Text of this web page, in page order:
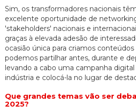
Sim, os transformadores nacionais
excelente oportunidade de
'stakeholders' nacionais e
graças à elevada adesão de
ocasião única para criamos
podemos partilhar antes, durante e
levando a cabo uma campanha
indústria e colocá-la no lugar de
Que grandes temas vão ser
2025?